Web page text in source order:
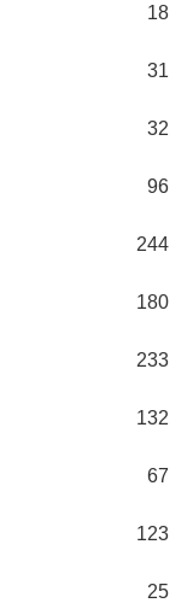
18
31
32
96
244
180
233
132
67
123
25